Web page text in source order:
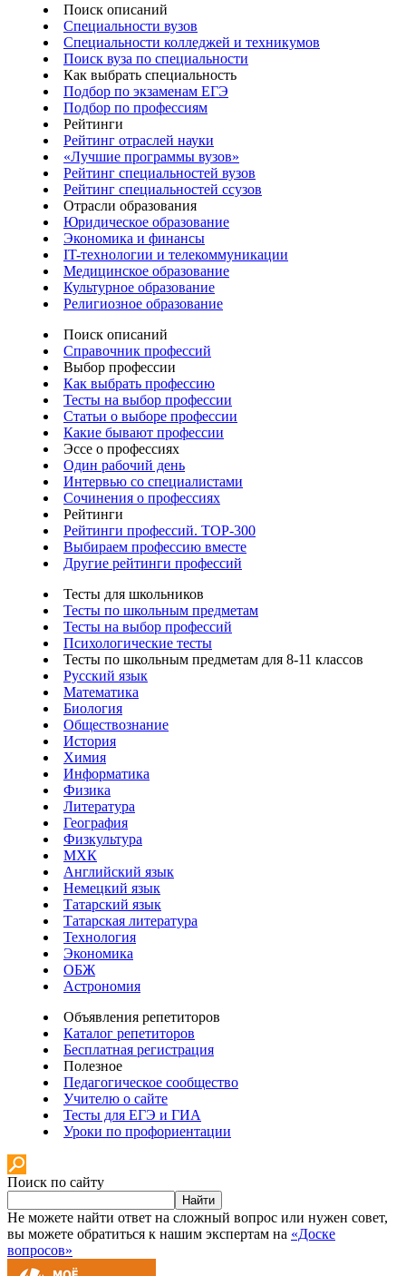
Поиск описаний
Специальности вузов
Специальности колледжей и техникумов
Поиск вуза по специальности
Как выбрать специальность
Подбор по экзаменам ЕГЭ
Подбор по профессиям
Рейтинги
Рейтинг отраслей науки
«Лучшие программы вузов»
Рейтинг специальностей вузов
Рейтинг специальностей ссузов
Отрасли образования
Юридическое образование
Экономика и финансы
IT-технологии и телекоммуникации
Медицинское образование
Культурное образование
Религиозное образование
Поиск описаний
Справочник профессий
Выбор профессии
Как выбрать профессию
Тесты на выбор профессии
Статьи о выборе профессии
Какие бывают профессии
Эссе о профессиях
Один рабочий день
Интервью со специалистами
Сочинения о профессиях
Рейтинги
Рейтинги профессий. TOP-300
Выбираем профессию вместе
Другие рейтинги профессий
Тесты для школьников
Тесты по школьным предметам
Тесты на выбор профессий
Психологические тесты
Тесты по школьным предметам для 8-11 классов
Русский язык
Математика
Биология
Обществознание
История
Химия
Информатика
Физика
Литература
География
Физкультура
МХК
Английский язык
Немецкий язык
Татарский язык
Татарская литература
Технология
Экономика
ОБЖ
Астрономия
Объявления репетиторов
Каталог репетиторов
Бесплатная регистрация
Полезное
Педагогическое сообщество
Учителю о сайте
Тесты для ЕГЭ и ГИА
Уроки по профориентации
Поиск по сайту
Найти
Не можете найти ответ на сложный вопрос или нужен совет,
вы можете обратиться к нашим экспертам на «Доске
вопросов»